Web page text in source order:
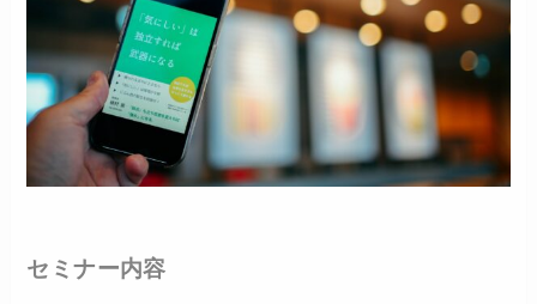
セミナー内容